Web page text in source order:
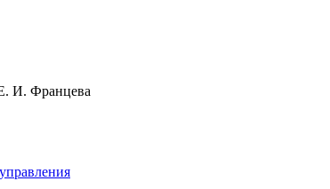
И. Францева